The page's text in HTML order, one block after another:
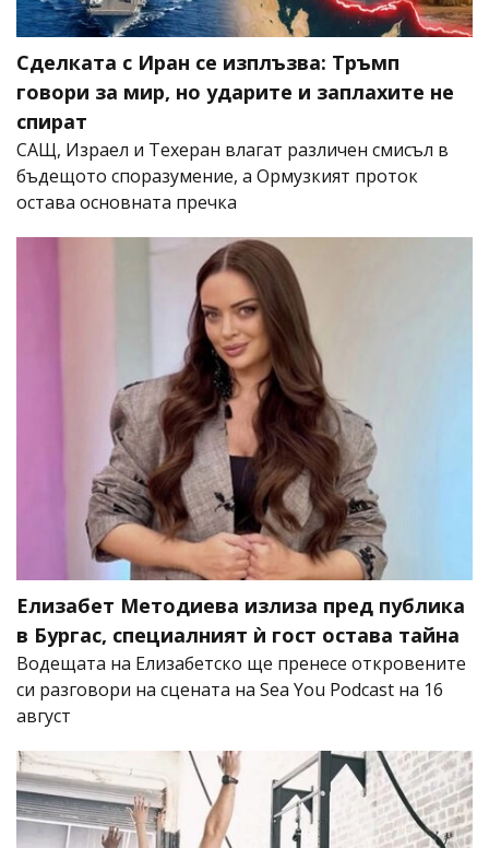
Сделката с Иран се изплъзва: Тръмп
говори за мир, но ударите и заплахите не
спират
САЩ, Израел и Техеран влагат различен смисъл в
бъдещото споразумение, а Ормузкият проток
остава основната пречка
Елизабет Методиева излиза пред публика
в Бургас, специалният ѝ гост остава тайна
Водещата на Елизабетско ще пренесе откровените
си разговори на сцената на Sea You Podcast на 16
август